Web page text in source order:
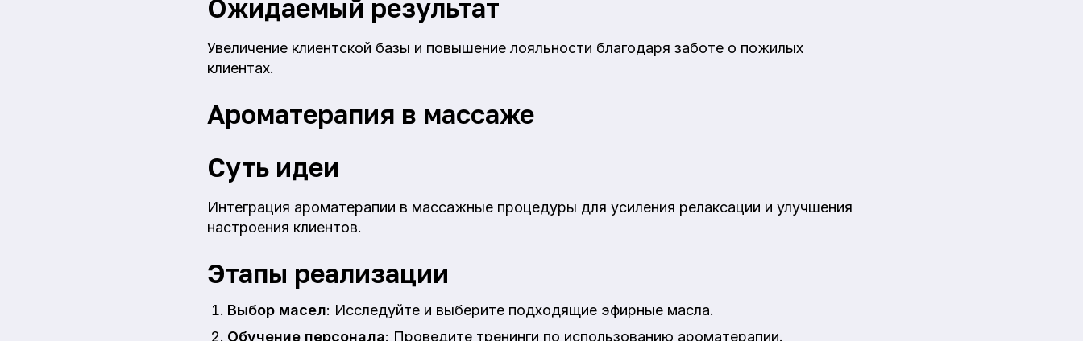
Ожидаемый результат
Увеличение клиентской базы и повышение лояльности благодаря заботе о пожилых
клиентах.
Ароматерапия в массаже
Суть идеи
Интеграция ароматерапии в массажные процедуры для усиления релаксации и улучшения
настроения клиентов.
Этапы реализации
Выбор масел: Исследуйте и выберите подходящие эфирные масла.
Обучение персонала: Проведите тренинги по использованию ароматерапии.